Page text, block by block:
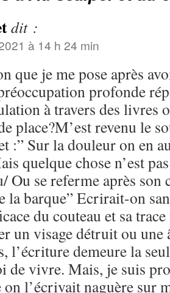
dit :
à 14 h 24 min
que je me pose après
profonde
à travers des livres
place?M’est revenu le
:” Sur la douleur on en
quelque chose n’est
Ou se referme après son
la barque” Ecrirait-on
du couteau et sa
un visage détruit ou une
l’écriture demeure la
de vivre. Mais, je suis
l’écrivait naguère sur